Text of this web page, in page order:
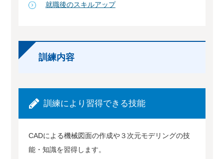
就職後のスキルアップ
訓練内容
訓練により習得できる技能
CADによる機械図面の作成や３次元モデリングの技
能・知識を習得します。